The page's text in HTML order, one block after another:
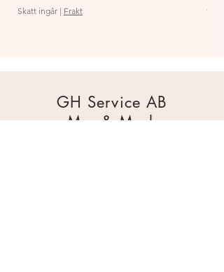
Skatt ingår | Frakt
Pris
GH Service AB
Mur & Mark